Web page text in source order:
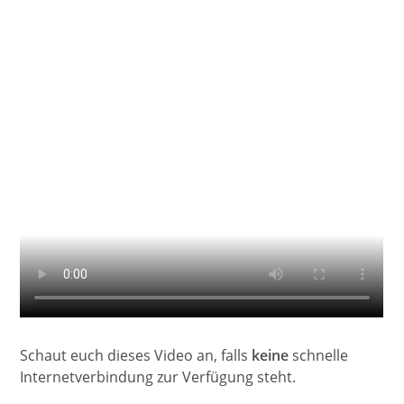
Schaut euch dieses Video an, falls keineschnelle
Internetverbindung zur Verfügung steht.